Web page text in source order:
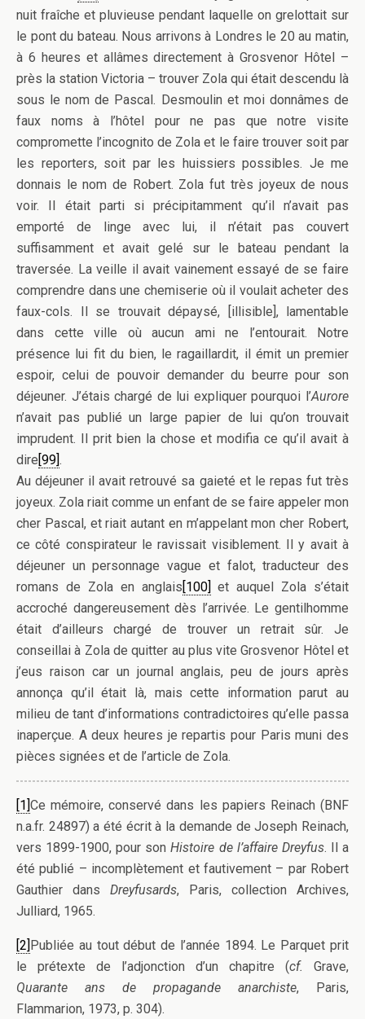
nuit fraîche et pluvieuse pendant laquelle on grelottait sur
le pont du bateau. Nous arrivons à Londres le 20 au matin,
à 6 heures et allâmes directement à Grosvenor Hôtel –
près la station Victoria – trouver Zola qui était descendu là
sous le nom de Pascal. Desmoulin et moi donnâmes de
faux noms à l’hôtel pour ne pas que notre visite
compromette l’incognito de Zola et le faire trouver soit par
les reporters, soit par les huissiers possibles. Je me
donnais le nom de Robert. Zola fut très joyeux de nous
voir. Il était parti si précipitamment qu’il n’avait pas
emporté de linge avec lui, il n’était pas couvert
suffisamment et avait gelé sur le bateau pendant la
traversée. La veille il avait vainement essayé de se faire
comprendre dans une chemiserie où il voulait acheter des
faux-cols. Il se trouvait dépaysé, [illisible], lamentable
dans cette ville où aucun ami ne l’entourait. Notre
présence lui fit du bien, le ragaillardit, il émit un premier
espoir, celui de pouvoir demander du beurre pour son
déjeuner. J’étais chargé de lui expliquer pourquoi l’Aurore
n’avait pas publié un large papier de lui qu’on trouvait
imprudent. Il prit bien la chose et modifia ce qu’il avait à
dire [99] .
Au déjeuner il avait retrouvé sa gaieté et le repas fut très
joyeux. Zola riait comme un enfant de se faire appeler mon
cher Pascal, et riait autant en m’appelant mon cher Robert,
ce côté conspirateur le ravissait visiblement. Il y avait à
déjeuner un personnage vague et falot, traducteur des
romans de Zola en anglais [100]
et auquel Zola s’était
accroché dangereusement dès l’arrivée. Le gentilhomme
était d’ailleurs chargé de trouver un retrait sûr. Je
conseillai à Zola de quitter au plus vite Grosvenor Hôtel et
j’eus raison car un journal anglais, peu de jours après
annonça qu’il était là, mais cette information parut au
milieu de tant d’informations contradictoires qu’elle passa
inaperçue. A deux heures je repartis pour Paris muni des
pièces signées et de l’article de Zola.
[1] Ce mémoire, conservé dans les papiers Reinach (BNF
n.a.fr. 24897) a été écrit à la demande de Joseph Reinach,
vers 1899-1900, pour sonHistoire de l’affaire Dreyfus. Il a
été publié – incomplètement et fautivement – par Robert
Gauthier dans Dreyfusards, Paris, collection Archives,
Julliard, 1965.
[2] Publiée au tout début de l’année 1894. Le Parquet prit
le prétexte de l’adjonction d’un chapitre (cf.
Grave,
Quarante ans de propagande anarchiste, Paris,
Flammarion, 1973, p. 304).